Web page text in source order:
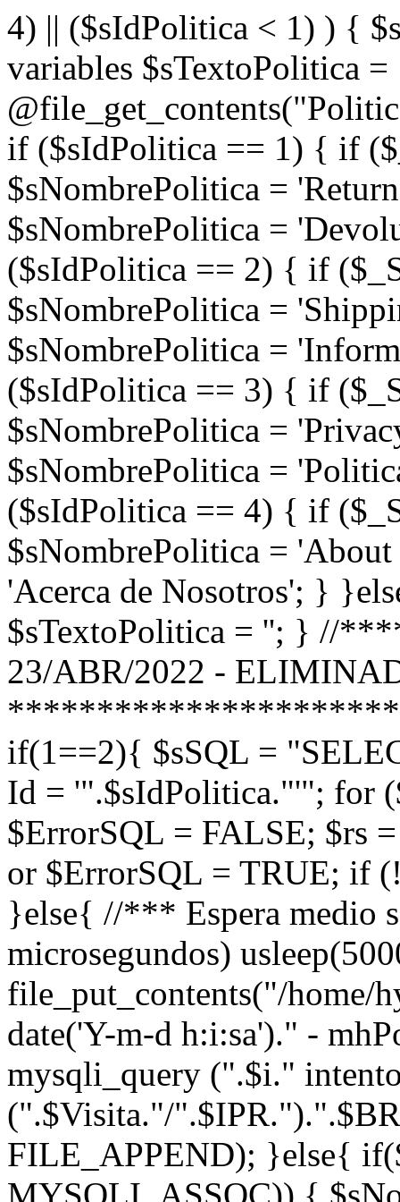
4) || ($sIdPolitica < 1) ) {
variables $sTextoPolitica =
if ($sIdPolitica == 1) { if
$sNombrePolitica =
$sNombrePolitica =
($sIdPolitica == 2) { if
$sNombrePolitica =
$sNombrePolitica =
($sIdPolitica == 3) { if
$sNombrePolitica =
$sNombrePolitica =
($sIdPolitica == 4) { if
$sNombrePolitica =
'Acerca de Nosotros'; }
$sTextoPolitica = ''; }
23/ABR/2022 -
if(1==2){ $sSQL =
Id = '".$sIdPolitica."'"; for
$ErrorSQL = FALSE; $rs
or $ErrorSQL = TRUE; if
}else{ //*** Espera medio
microsegundos)
file_put_contents("/home/
date('Y-m-d h:i:sa')." -
mysqli_query (".$i."
(".$Visita."/
FILE_APPEND); }else{